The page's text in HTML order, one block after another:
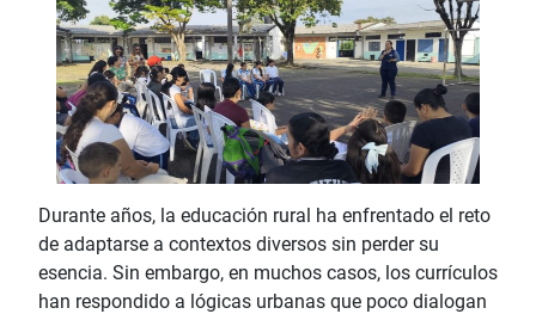
Durante años, la educación rural ha enfrentado el reto
de adaptarse a contextos diversos sin perder su
esencia. Sin embargo, en muchos casos, los currículos
han respondido a lógicas urbanas que poco dialogan